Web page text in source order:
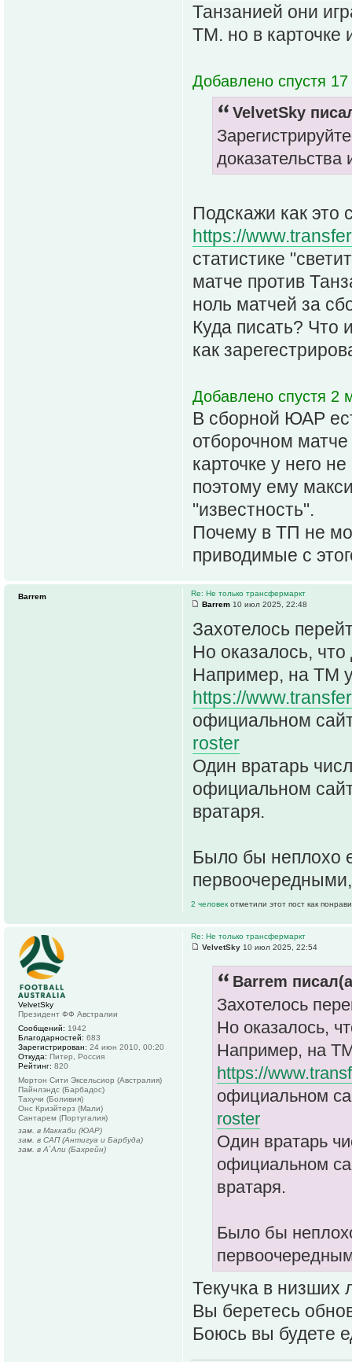
Танзанией они
ТМ. но в карточке
Добавлено спустя
VelvetSky
Подскажи как это
https://
статистике
матче против
ноль матчей за
Куда писать? Что
как
Добавлено спустя 2
В сборной ЮАР
отборочном
карточке у него
поэтому ему
"известность".
Почему в ТП не
приводимые с
Re: Не только трансфермаркт
Barrem 10 июл 2025, 22:48
Захотелось
Но оказалось,
Например, на ТМ
https://
официальном
roster
Один вратарь
официальном
вратаря.
Было бы неплохо
2 человек отметили этот пост как
Barrem
Re: Не только трансфермаркт
VelvetSky 10 июл 2025, 22:54
Barrem
Захотелось
Но оказалось,
Например, на
https://
официальном
roster
Один вратарь
официальном
вратаря.
Было бы
Текучка в низших
Вы беретесь
Боюсь вы будете
VelvetSky
Президент ФФ Австралии
Сообщений: 1942
Благодарностей: 683
Зарегистрирован: 24 июн 2010, 00:20
Откуда: Питер, Россия
Рейтинг: 820
Мортон Сити Эксельсиор (Австралия)
Пайнлэндс (Барбадос)
Тахучи (Боливия)
Онс Криэйтерз (Мали)
Сантарем (Португалия)
зам. в Маккаби (ЮАР)
зам. в САП (Антигуа и Барбуда)
зам. в А`Али (Бахрейн)